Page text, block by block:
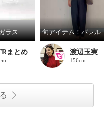
イワキ 耐熱ガラス ２重構造グラス エアグラス２個セット
まとめ
旬アイ
渡辺玉実
156cm